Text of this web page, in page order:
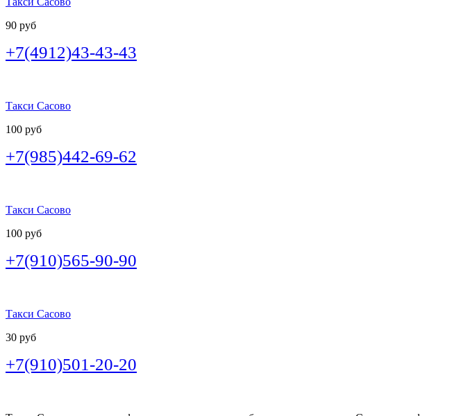
90 руб
+7(4912)43-43-43
Такси Сасово
100 руб
+7(985)442-69-62
Такси Сасово
100 руб
+7(910)565-90-90
Такси Сасово
30 руб
+7(910)501-20-20